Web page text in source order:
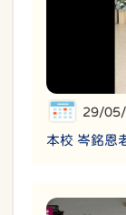
29/
本校 岑銘恩